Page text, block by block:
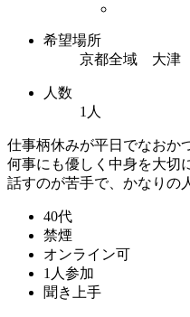
希望場所
京都全域 大津
人数
1人
仕事柄休みが平日でなおか
何事にも優しく中身を大切
話すのが苦手で、かなりの
40代
禁煙
オンライン可
1人参加
聞き上手